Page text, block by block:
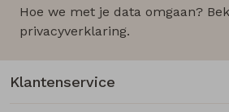
Hoe we met je data omgaan?
privacyverklaring.
Klantenservice